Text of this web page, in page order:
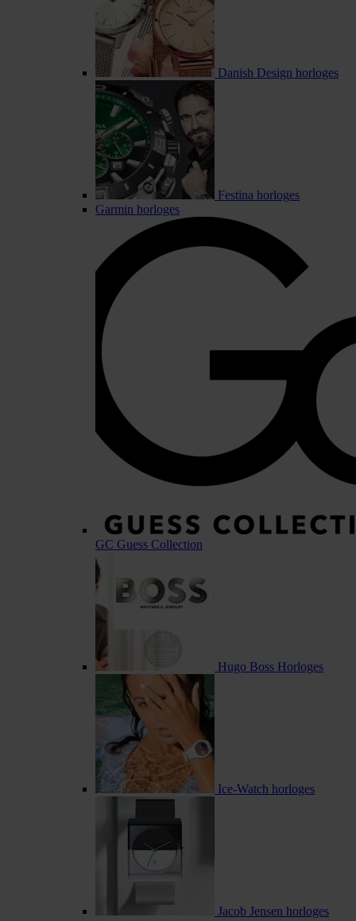
Danish Design horloges
Festina horloges
Garmin horloges
GC Guess Collection
Hugo Boss Horloges
Ice-Watch horloges
Jacob Jensen horloges